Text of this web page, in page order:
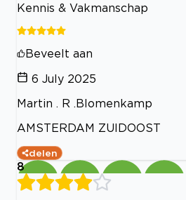
Kennis & Vakmanschap
Beveelt aan
6 July 2025
Martin . R .Blomenkamp
AMSTERDAM ZUIDOOST
delen
8